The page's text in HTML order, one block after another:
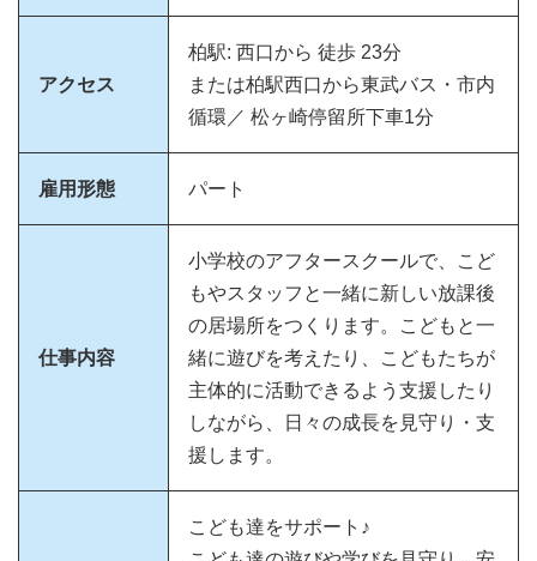
アクセス
柏駅: 西口から 徒歩 23分
または柏駅西口から東武バス・市内
循環／ 松ヶ崎停留所下車1分
雇用形態 パート
仕事内容
小学校のアフタースクールで、こど
もやスタッフと一緒に新しい放課後
の居場所をつくります。こどもと一
緒に遊びを考えたり、こどもたちが
主体的に活動できるよう支援したり
しながら、日々の成長を見守り・支
援します。
こども達をサポート♪